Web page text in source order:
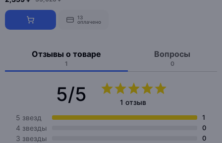
13
оплачено
Отзывы о товаре
1
Вопросы
0
5/5
1 отзыв
5 звезд
1
4 звезды 0
3 звезды 0